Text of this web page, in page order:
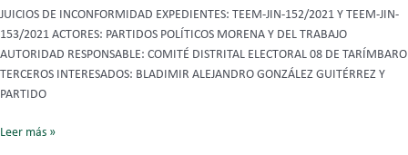
JUICIOS DE INCONFORMIDAD EXPEDIENTES: TEEM-JIN-152/2021 Y TEEM-JIN-
153/2021 ACTORES: PARTIDOS POLÍTICOS MORENA Y DEL TRABAJO
AUTORIDAD RESPONSABLE: COMITÉ DISTRITAL ELECTORAL 08 DE TARÍMBARO
TERCEROS INTERESADOS: BLADIMIR ALEJANDRO GONZÁLEZ GUITÉRREZ Y
PARTIDO
Leer más »